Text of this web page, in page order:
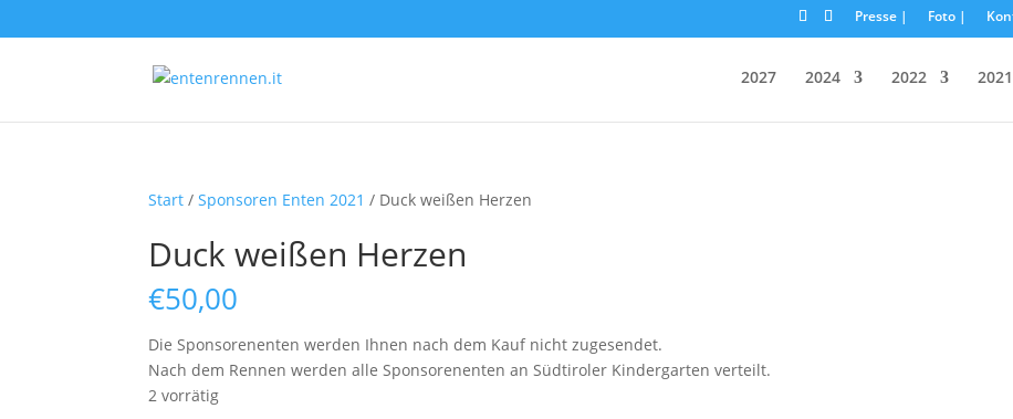
Presse | Foto |
2027 2024 2022 2021
Start /Sponsoren Enten 2021 / Duck weißen Herzen
Duck weißen Herzen
€50,00
Die Sponsorenenten werden Ihnen nach dem Kauf nicht zugesendet.
Nach dem Rennen werden alle Sponsorenenten an Südtiroler Kindergarten verteilt.
2 vorrätig